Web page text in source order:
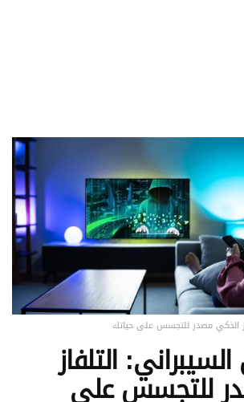
الذكي مصدر للتجسس على حياتك
التلفاز
للتجسس على